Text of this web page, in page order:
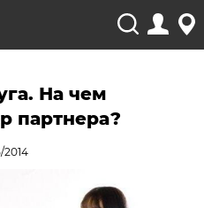
На чем
партнера?
2014